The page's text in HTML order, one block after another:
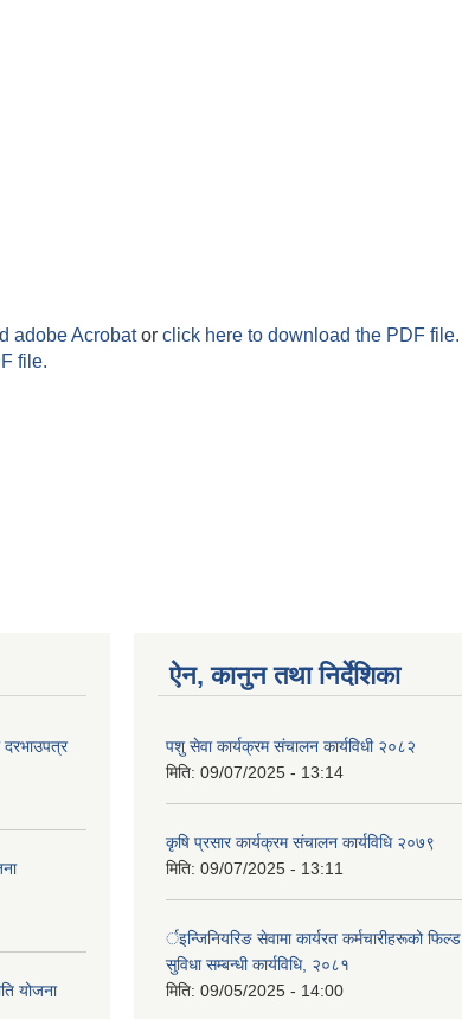
adobe Acrobator click here to download the PDF file.
file.
दरभाउपत्र
योजना
ऐन, कानुन तथा निर्देशिका
पशु सेवा कार्यक्रम संचालन कार्यविधी २०८२
मिति: 09/07/2025 - 13:14
कृषि प्रसार कार्यक्रम संचालन कार्यविधि २०७९
मिति: 09/07/2025 - 13:11
र्इन्जिनियरिङ सेवामा कार्यरत कर्मचारीहरूको फिल्ड
सुविधा सम्बन्धी कार्यविधि, २०८१
मिति: 09/05/2025 - 14:00